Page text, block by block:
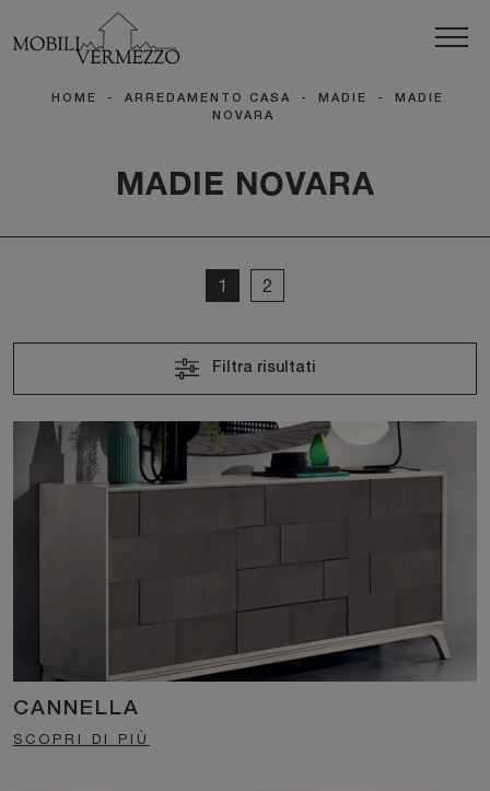
HOME - ARREDAMENTO CASA - MADIE -
MADIE
NOVARA
MADIE NOVARA
1 2
Filtra risultati
CANNELLA
SCOPRI DI PIÙ